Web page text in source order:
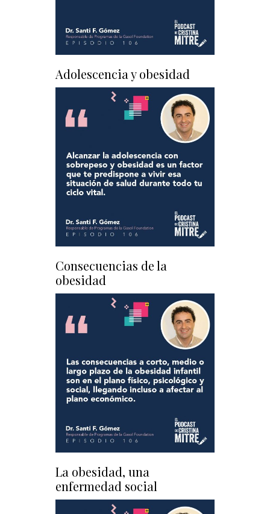
Adolescencia y obesidad
Consecuencias de la
obesidad
La obesidad, una
enfermedad social